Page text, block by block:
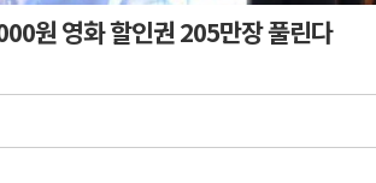
원 영화 할인권 205만장 풀린다